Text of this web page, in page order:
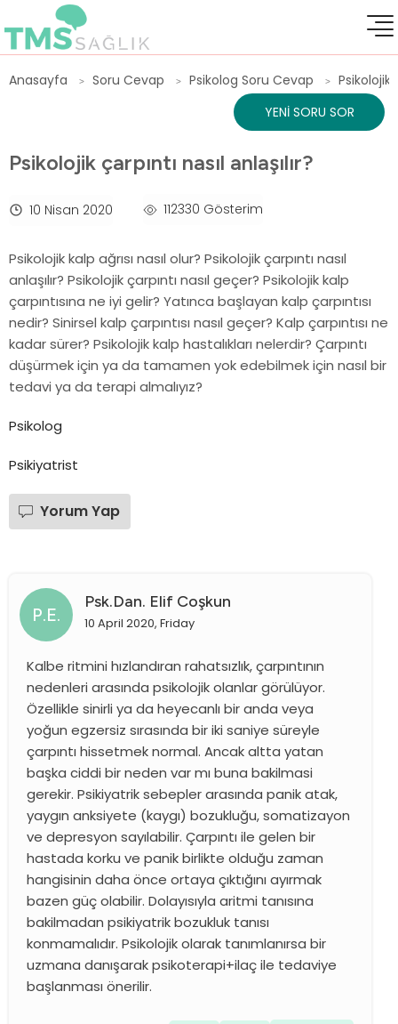
Anasayfa Soru Cevap Psikolog Soru Cevap Psikolojik
Psikolojik çarpıntı nasıl anlaşılır?
10 Nisan 2020 112330 Gösterim
Psikolojik kalp ağrısı nasıl olur? Psikolojik çarpıntı nasıl
anlaşılır? Psikolojik çarpıntı nasıl geçer? Psikolojik kalp
çarpıntısına ne iyi gelir? Yatınca başlayan kalp çarpıntısı
nedir? Sinirsel kalp çarpıntısı nasıl geçer? Kalp çarpıntısı ne
kadar sürer? Psikolojik kalp hastalıkları nelerdir? Çarpıntı
düşürmek için ya da tamamen yok edebilmek için nasıl bir
tedavi ya da terapi almalıyız?
Psikolog
Psikiyatrist
Yorum Yap
P.E.
Psk.dan. Elif Coşkun
10 April 2020, Friday
Kalbe ritmini hızlandıran rahatsızlık, çarpıntının
nedenleri arasında psikolojik olanlar görülüyor.
Özellikle sinirli ya da heyecanlı bir anda veya
yoğun egzersiz sırasında bir iki saniye süreyle
çarpıntı hissetmek normal. Ancak altta yatan
başka ciddi bir neden var mı buna bakilmasi
gerekir. Psikiyatrik sebepler arasında panik atak,
yaygın anksiyete (kaygı) bozukluğu, somatizayon
ve depresyon sayılabilir. Çarpıntı ile gelen bir
hastada korku ve panik birlikte olduğu zaman
hangisinin daha önce ortaya çıktığını ayırmak
bazen güç olabilir. Dolayısıyla aritmi tanısına
bakilmadan psikiyatrik bozukluk tanısı
konmamalıdır. Psikolojik olarak tanımlanırsa bir
uzmana danışarak psikoterapi+ilaç ile tedaviye
başlanması önerilir.
YENI SORU SOR